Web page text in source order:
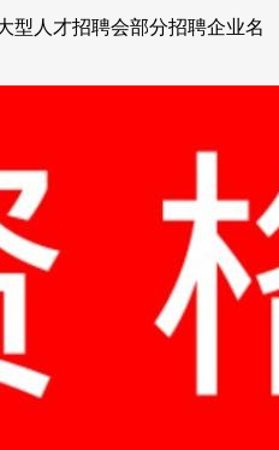
型人才招聘会部分招聘企业名